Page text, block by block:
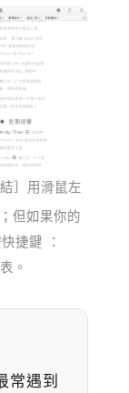
］用滑鼠左
但如果你的
捷鍵 ：
。
常遇到